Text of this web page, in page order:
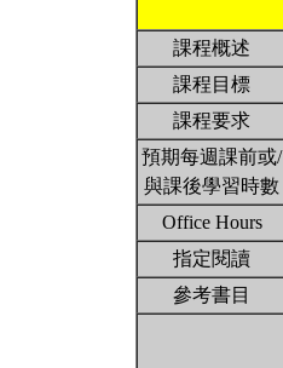
課程概述
課程目標
課程要求
預期每週課前或/
與課後學習時數
Office Hours
指定閱讀
參考書目